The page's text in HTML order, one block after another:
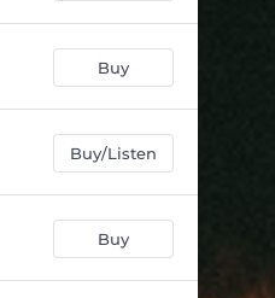
05:17
09:42
Buy
Buy/Listen
Buy